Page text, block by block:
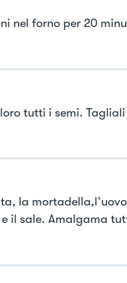
nel forno per 20
tutti i semi.
la
il sale. Amalgama